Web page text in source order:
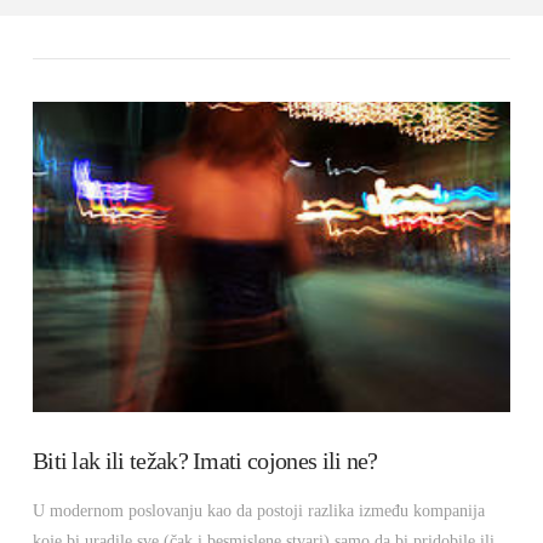
Biti lak ili težak? Imati cojones ili ne?
U modernom poslovanju kao da postoji razlika između kompanija